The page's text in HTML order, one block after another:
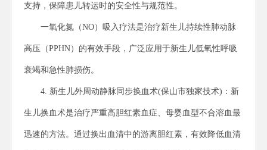
支持，保障患儿转运时的安全性与规范性。
一氧化氮（NO）吸入疗法是治疗新生儿持续性肺动脉
高压（PPHN）的有效手段，广泛应用于新生儿低氧性呼吸
衰竭和急性肺损伤。
4. 新生儿外周动静脉同步换血术(保山市独家技术)：新
生儿换血术是治疗严重高胆红素血症、母婴血型不合溶血最
迅速的方法。通过换出血清中的游离胆红素，有效降低血清